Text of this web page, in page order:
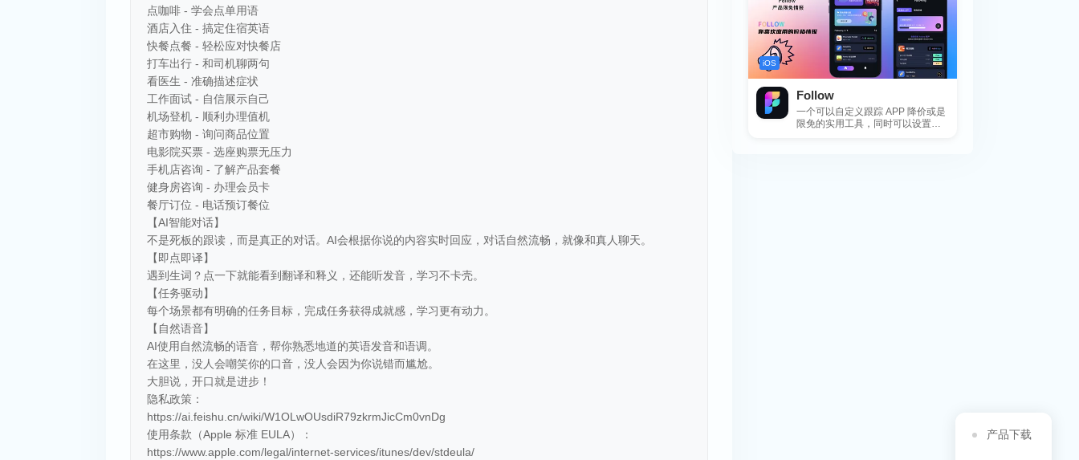
产品下载
点咖啡 - 学会点单用语
酒店入住 - 搞定住宿英语
快餐点餐 - 轻松应对快餐店
打车出行 - 和司机聊两句
看医生 - 准确描述症状
工作面试 - 自信展示自己
机场登机 - 顺利办理值机
超市购物 - 询问商品位置
电影院买票 - 选座购票无压力
手机店咨询 - 了解产品套餐
健身房咨询 - 办理会员卡
餐厅订位 - 电话预订餐位
【AI智能对话】
不是死板的跟读，而是真正的对话。AI会根据你说的内容实时回应，对话自然流畅，就像和真人聊天。
【即点即译】
遇到生词？点一下就能看到翻译和释义，还能听发音，学习不卡壳。
【任务驱动】
每个场景都有明确的任务目标，完成任务获得成就感，学习更有动力。
【自然语音】
AI使用自然流畅的语音，帮你熟悉地道的英语发音和语调。
在这里，没人会嘲笑你的口音，没人会因为你说错而尴尬。
大胆说，开口就是进步！
隐私政策：
https://ai.feishu.cn/wiki/W1OLwOUsdiR79zkrmJicCm0vnDg
使用条款（Apple 标准 EULA）：
https://www.apple.com/legal/internet-services/itunes/dev/stdeula/
iOS
Follow
一个可以自定义跟踪 APP 降价或是
限免的实用工具，同时可以设置包